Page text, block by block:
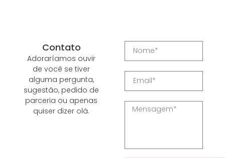
Contato
Adoraríamos ouvir
de você se tiver
alguma pergunta,
sugestão, pedido de
parceria ou apenas
quiser dizer olá.